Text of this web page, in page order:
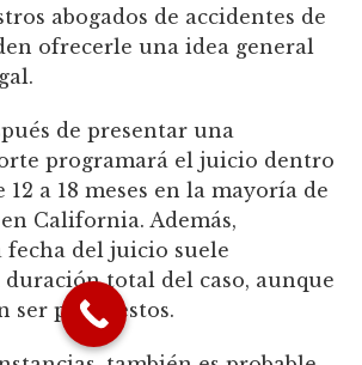
abogados de accidentes de
ofrecerle una idea general
de presentar una
programará el juicio dentro
12 a 18 meses en la mayoría de
California. Además,
fecha del juicio suele
total del caso, aunque
ser pospuestos.